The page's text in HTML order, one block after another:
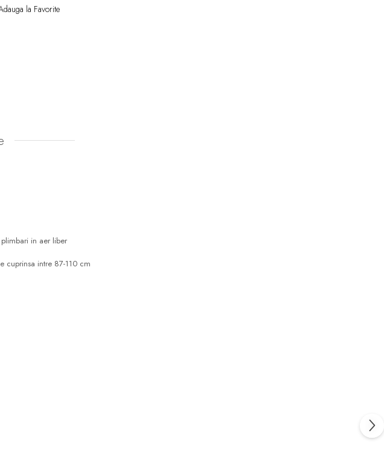
la Favorite
in aer liber
cuprinsa intre 87-110 cm